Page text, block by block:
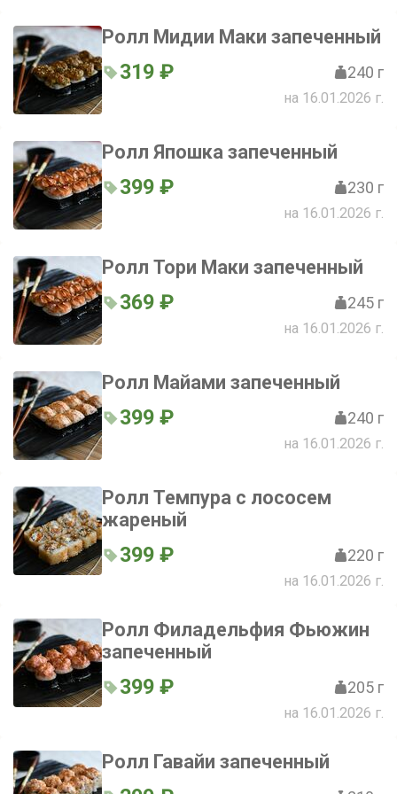
Ролл Мидии Маки запеченный
319 ₽ 240 г
на 16.01.2026 г.
Ролл Япошка запеченный
399 ₽ 230 г
на 16.01.2026 г.
Ролл Тори Маки запеченный
369 ₽ 245 г
на 16.01.2026 г.
Ролл Майами запеченный
399 ₽ 240 г
на 16.01.2026 г.
Ролл Темпура с лососем
жареный
399 ₽ 220 г
на 16.01.2026 г.
Ролл Филадельфия Фьюжин
запеченный
399 ₽ 205 г
на 16.01.2026 г.
Ролл Гавайи запеченный